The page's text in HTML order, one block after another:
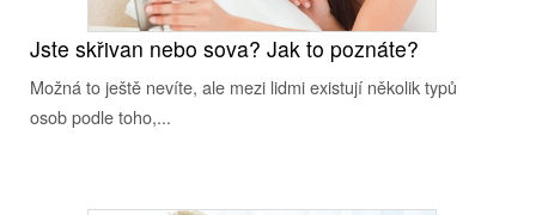
Jste skřivan nebo sova? Jak to poznáte?
Možná to ještě nevíte, ale mezi lidmi existují několik typů
osob podle toho,...